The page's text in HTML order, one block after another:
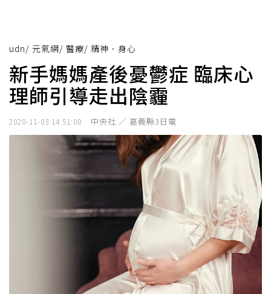
udn/ 元氣網/ 醫療/ 精神．身心
新手媽媽產後憂鬱症 臨床心
理師引導走出陰霾
2020-11-03 14:51:00 中央社 ／ 嘉義縣3日電